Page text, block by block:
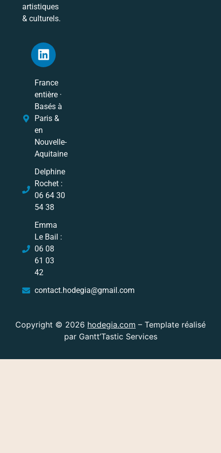
artistiques
& culturels.
France
entière ·
Basés à
Paris &
en
Nouvelle-
Aquitaine
Delphine
Rochet :
06 64 30
54 38
Emma
Le Bail :
06 08
61 03
42
contact.hodegia@gmail.com
Copyright © 2026 hodegia.com – Template réalisé
par Gantt’Tastic Services